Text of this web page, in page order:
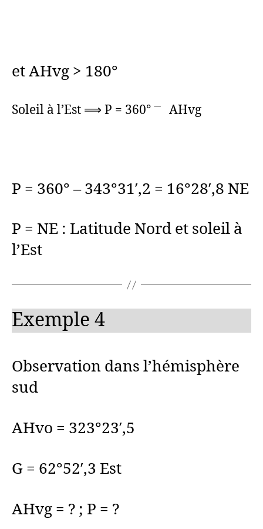
et AHvg > 180°
Soleil à l’Est ⟹ P = 360° ㆒ AHvg
P = 360° – 343°31′,2 = 16°28′,8 NE
P = NE : Latitude Nord et soleil à
l’Est
Exemple 4
Observation dans l’hémisphère
sud
AHvo = 323°23′,5
G = 62°52′,3 Est
AHvg = ? ; P = ?